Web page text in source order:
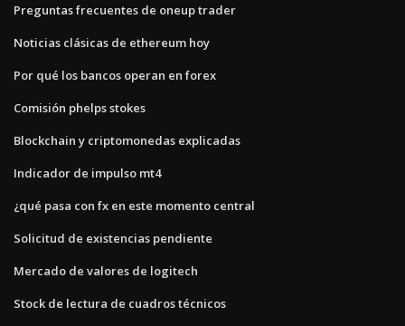
Preguntas frecuentes de oneup trader
Noticias clásicas de ethereum hoy
Por qué los bancos operan en forex
Comisión phelps stokes
Blockchain y criptomonedas explicadas
Indicador de impulso mt4
¿qué pasa con fx en este momento central
Solicitud de existencias pendiente
Mercado de valores de logitech
Stock de lectura de cuadros técnicos